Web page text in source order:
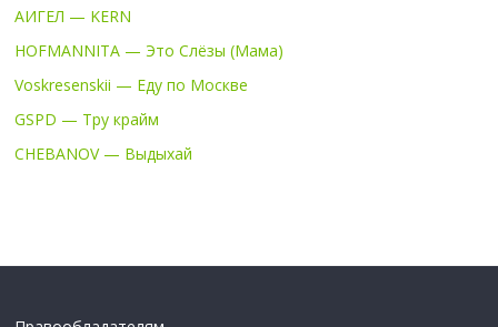
АИГЕЛ — KERN
HOFMANNITA — Это Слёзы (Мама)
Voskresenskii — Еду по Москве
GSPD — Тру крайм
CHEBANOV — Выдыхай